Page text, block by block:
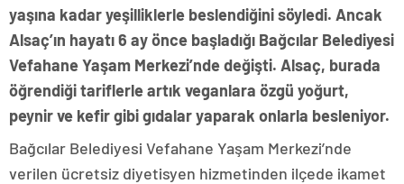
yaşına kadar yeşilliklerle beslendiğini söyledi. Ancak
Alsaç’ın hayatı 6 ay önce başladığı Bağcılar Belediyesi
Vefahane Yaşam Merkezi’nde değişti. Alsaç, burada
öğrendiği tariflerle artık veganlara özgü yoğurt,
peynir ve kefir gibi gıdalar yaparak onlarla besleniyor.
Bağcılar Belediyesi Vefahane Yaşam Merkezi’nde
verilen ücretsiz diyetisyen hizmetinden ilçede ikamet